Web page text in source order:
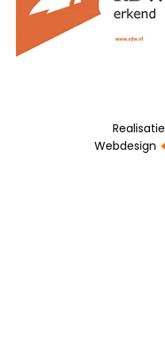
Realisatie
Webdesign